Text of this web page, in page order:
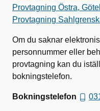
Provtagning Östra,
Provtagning
Om du saknar
personnummer eller
provtagning kan du
bokningstelefon.
Bokningstelefon